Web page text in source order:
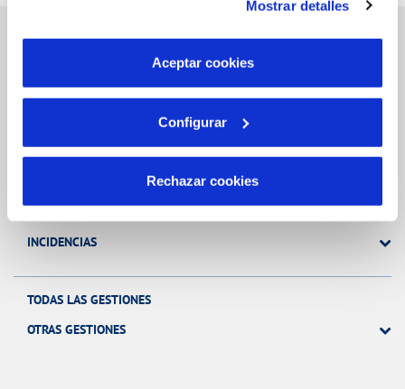
son indispensables para que el sitio web funcione y que
por tanto no se pueden desactivar. Puedes consultar
más información en nuestraPolítica de Cookies
Mostrar detalles
Aceptar cookies
Configurar
Rechazar cookies
Gestiones Online
FACTURAS, PAGOS Y CONSUMOS
INCIDENCIAS
TODAS LAS GESTIONES
OTRAS GESTIONES